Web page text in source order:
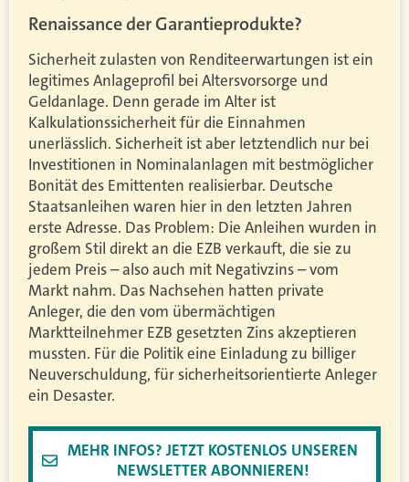
Renaissance der Garantieprodukte?
Sicherheit zulasten von Renditeerwartungen ist ein
legitimes Anlageprofil bei Altersvorsorge und
Geldanlage. Denn gerade im Alter ist
Kalkulationssicherheit für die Einnahmen
unerlässlich. Sicherheit ist aber letztendlich nur bei
Investitionen in Nominalanlagen mit bestmöglicher
Bonität des Emittenten realisierbar. Deutsche
Staatsanleihen waren hier in den letzten Jahren
erste Adresse. Das Problem: Die Anleihen wurden in
großem Stil direkt an die EZB verkauft, die sie zu
jedem Preis – also auch mit Negativzins – vom
Markt nahm. Das Nachsehen hatten private
Anleger, die den vom übermächtigen
Marktteilnehmer EZB gesetzten Zins akzeptieren
mussten. Für die Politik eine Einladung zu billiger
Neuverschuldung, für sicherheitsorientierte Anleger
ein Desaster.
MEHR INFOS? JETZT KOSTENLOS UNSEREN
NEWSLETTER ABONNIEREN!